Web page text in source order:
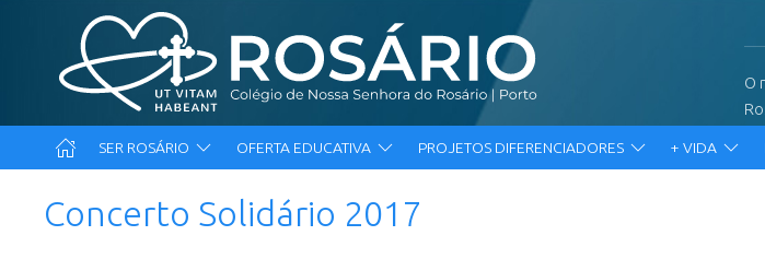
O
SER ROSÁRIO OFERTA EDUCATIVA PROJETOS DIFERENCIADORES + VIDA
Concerto Solidário 2017